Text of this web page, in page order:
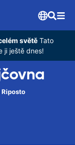
světě Tato
ji ještě dnes!